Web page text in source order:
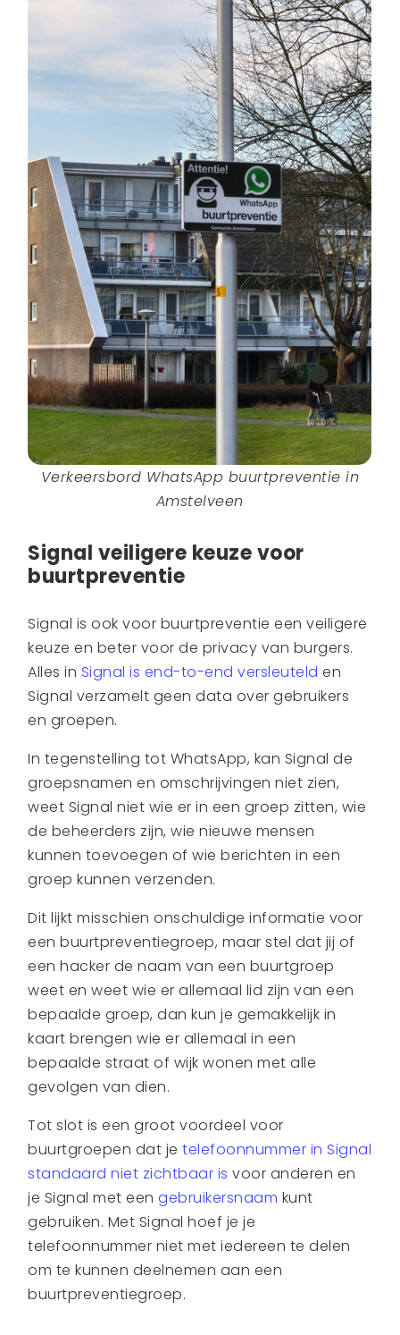
Verkeersbord WhatsApp buurtpreventie in
Amstelveen
Signal veiligere keuze voor
buurtpreventie
Signal is ook voor buurtpreventie een veiligere
keuze en beter voor de privacy van burgers.
Alles in Signal is end-to-end versleuteld en
Signal verzamelt geen data over gebruikers
en groepen.
In tegenstelling tot WhatsApp, kan Signal de
groepsnamen en omschrijvingen niet zien,
weet Signal niet wie er in een groep zitten, wie
de beheerders zijn, wie nieuwe mensen
kunnen toevoegen of wie berichten in een
groep kunnen verzenden.
Dit lijkt misschien onschuldige informatie voor
een buurtpreventiegroep, maar stel dat jij of
een hacker de naam van een buurtgroep
weet en weet wie er allemaal lid zijn van een
bepaalde groep, dan kun je gemakkelijk in
kaart brengen wie er allemaal in een
bepaalde straat of wijk wonen met alle
gevolgen van dien.
Tot slot is een groot voordeel voor
buurtgroepen dat jetelefoonnummer in Signal
standaard niet zichtbaar isvoor anderen en
je Signal met eengebruikersnaam kunt
gebruiken. Met Signal hoef je je
telefoonnummer niet met iedereen te delen
om te kunnen deelnemen aan een
buurtpreventiegroep.